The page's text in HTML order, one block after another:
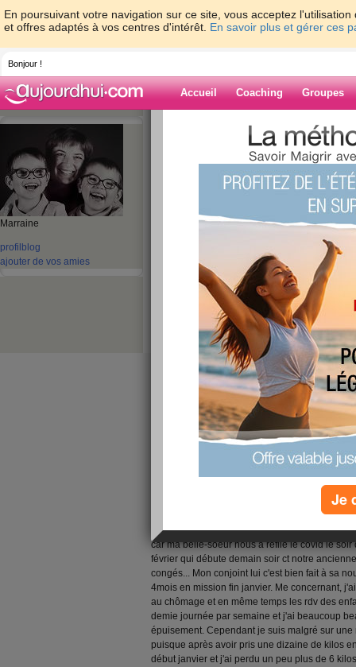
En poursuivant votre navigation sur ce site, vous acceptez
et offres adaptés à vos centres d'intérêt. En savoir plus et gérer ces
Bonjour !
Accueil Coaching Groupes
Marraine
profil blog
ajouter de vos amies
> > 10 mois et
Blog de tikki54
10 mois et demi
Hello les filles, Non vous ne rêvez pas, c'est
nouvelles. Comme annoncé en mars dernier
dernier. J'ai démissionné de mon travail le 30
Lorraine pour Orange le 16 juillet. L'été a été
sont venus nous voir. Puis en septembre j'ai
professionnels médicaux pour les enfants.
ne pouvant être délivré que par un médecin
de juillet une place en cmp et depuis
le pédopsychiatre une fois par mois. C'est un
mais ça lui fait énormément de bien. Quant à
trouvé une orthophoniste qui l'a pris en
lui a également permis de faire d'énormes
droite à gauche et sans espace entre les
n'oublie pas les espaces entre les mots! Ils se
nouveau copains et aiment leur école en
manquent beaucoup et à nous aussi !
nos vacances là-haut. À la toussaint car
car ma belle-soeur nous a refilé le covid le
février qui débute demain soir ct notre
congés... Mon conjoint lui c'est bien fait à sa
4mois en mission fin janvier. Me concernant,
au chômage et en même temps les rdv des
demie journée par semaine et j'ai beaucoup
épuisement. Cependant je suis malgré sur
puisque après avoir pris une dizaine de kilos
début janvier et j'ai perdu un peu plus de 6
Je